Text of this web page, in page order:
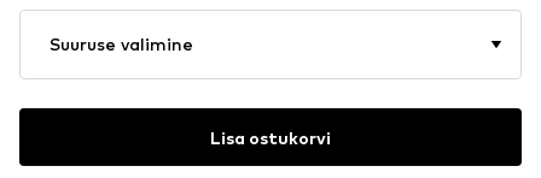
Suuruse valimine
Lisa ostukorvi